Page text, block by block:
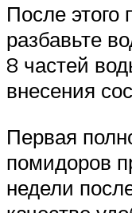
После этого
разбавьте
8 частей
внесения
Первая
помидоров
недели